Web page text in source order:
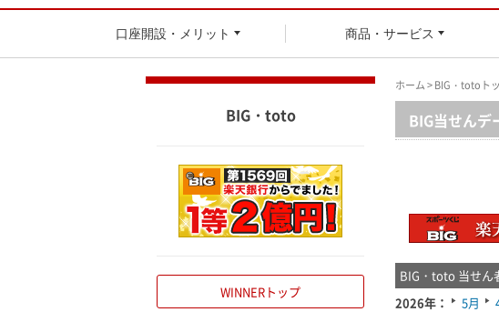
口座開設・メリット 商品・サービス
ホーム>BIG・totoト
BIG当せんデ
BIG・toto 当せん
2026年：
5月
BIG・toto
WINNERトップ